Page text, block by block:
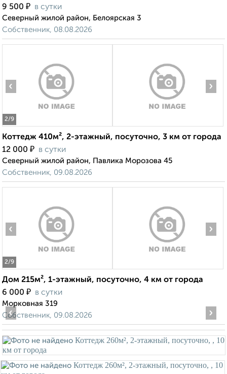
9 500 ₽ в сутки
Северный жилой район, Белоярская 3
Собственник, 08.08.2026
2/9
‹ ›
Коттедж 410м², 2-этажный, посуточно, 3 км от города
12 000 ₽ в сутки
Северный жилой район, Павлика Морозова 45
Собственник, 09.08.2026
2/9
‹ ›
Дом 215м², 1-этажный, посуточно, 4 км от города
6 000 ₽ в сутки
Морковная 319
Собственник, 09.08.2026
‹ ›